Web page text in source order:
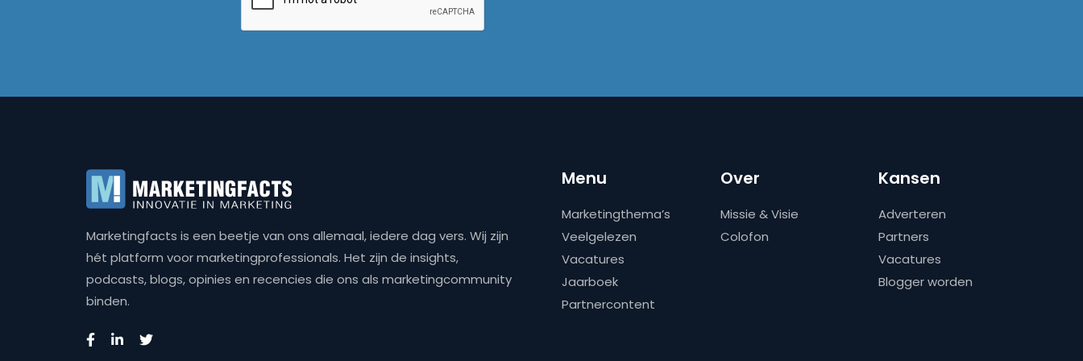
Marketingfacts is een beetje van ons allemaal, iedere dag vers. Wij zijn
hét platform voor marketingprofessionals. Het zijn de insights,
podcasts, blogs, opinies en recencies die ons als marketingcommunity
binden.
Menu
Marketingthema’s
Veelgelezen
Vacatures
Jaarboek
Partnercontent
Over
Missie & Visie
Colofon
Kansen
Adverteren
Partners
Vacatures
Blogger worden